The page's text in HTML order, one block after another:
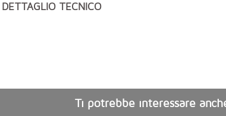
DETTAGLIO TECNICO
Ti potrebbe interessare